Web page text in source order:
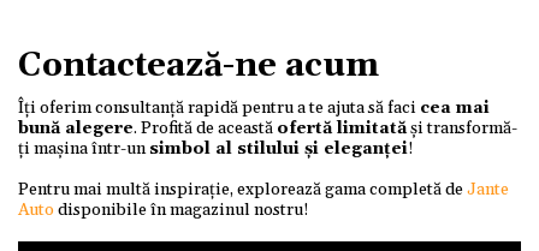
Contactează-ne acum
Îți oferim consultanță rapidă pentru a te ajuta să faci cea mai
bună alegere. Profită de această ofertă limitatăși transformă-
ți mașina într-unsimbol al stilului și eleganței!
Pentru mai multă inspirație, explorează gama completă deJante
Autodisponibile în magazinul nostru!